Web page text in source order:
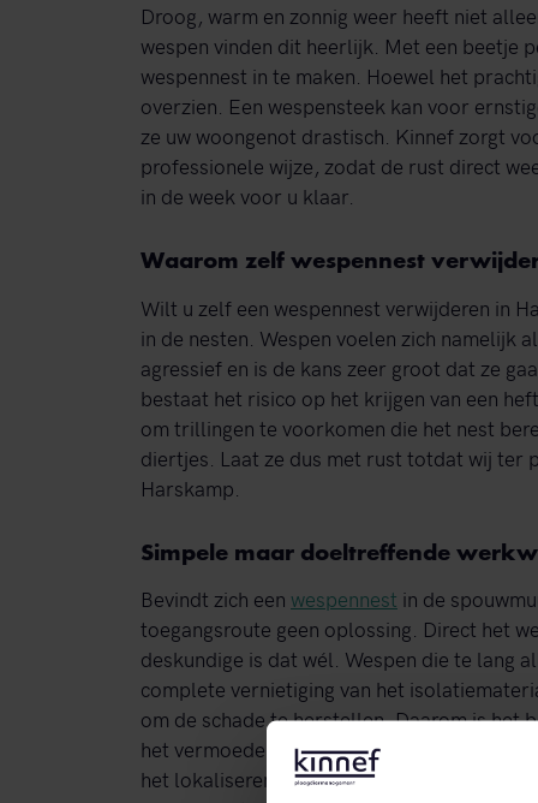
Droog, warm en zonnig weer heeft niet
wespen vinden dit heerlijk. Met een beetje
wespennest in te maken. Hoewel het
overzien. Een wespensteek kan voor
ze uw woongenot drastisch. Kinnef zorgt
professionele wijze, zodat de rust direct
in de week voor u klaar.
Waarom zelf wespennest
Wilt u zelf een wespennest verwijderen in
in de nesten. Wespen voelen zich namelijk
agressief en is de kans zeer groot dat ze
bestaat het risico op het krijgen van een
om trillingen te voorkomen die het nest
diertjes. Laat ze dus met rust totdat wij ter
Harskamp.
Simpele maar doeltreffende
Bevindt zich een wespennest in de
toegangsroute geen oplossing. Direct het
deskundige is dat wél. Wespen die te lang
complete vernietiging van het
om de schade te herstellen. Daarom is het
het vermoeden bestaat van de
het lokaliseren van het nest. Vervolgens